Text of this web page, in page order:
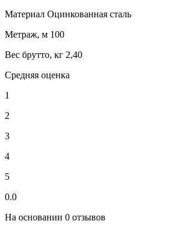
Материал Оцинкованная сталь
Метраж, м 100
Вес брутто, кг 2,40
Средняя оценка
1
2
3
4
5
0.0
На основании 0 отзывов